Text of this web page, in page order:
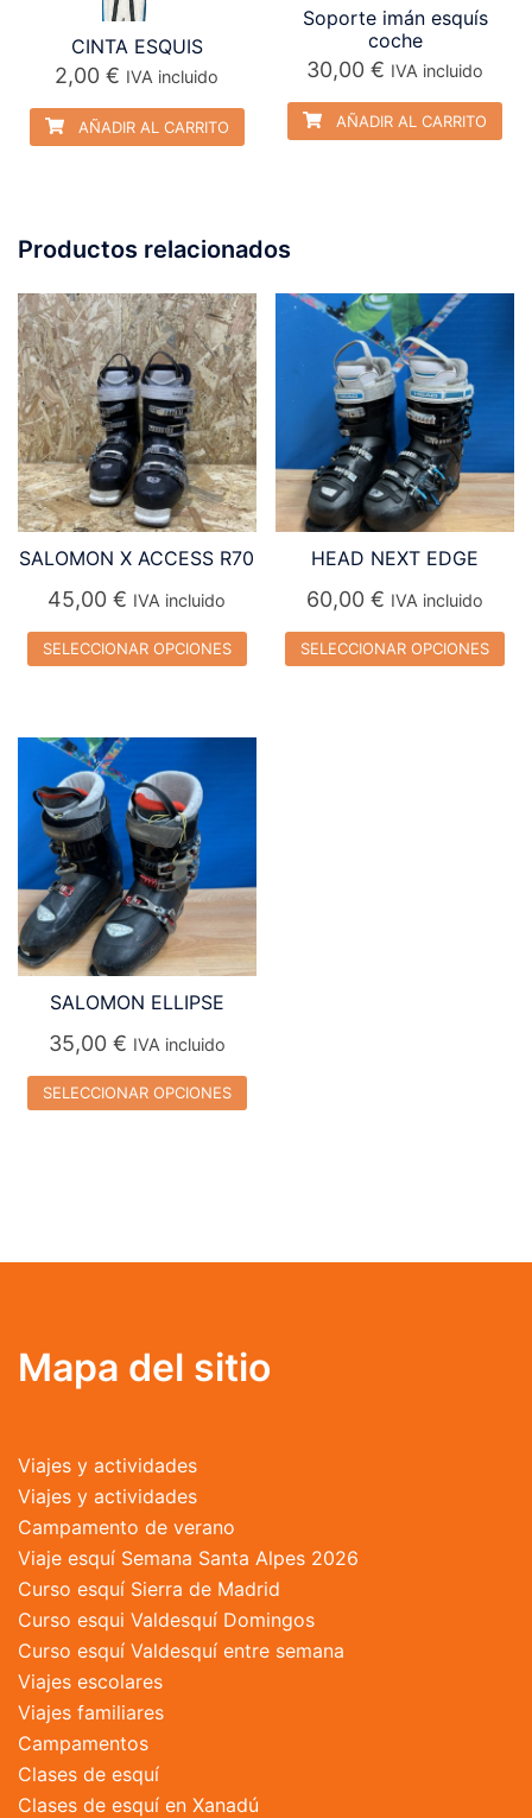
CINTA ESQUIS
2,00€ IVA incluido
AÑADIR AL CARRITO
Soporte imán esquís
coche
30,00€ IVA incluido
AÑADIR AL CARRITO
Productos relacionados
SALOMON X ACCESS R70
45,00€ IVA incluido
SELECCIONAR OPCIONES
múltiples
variantes.
Las
opciones
se
pueden
elegir
en
la
de
HEAD NEXT EDGE
60,00€ IVA incluido
SELECCIONAR OPCIONES
SALOMON ELLIPSE
35,00 € IVA incluido
SELECCIONAR OPCIONES
variantes.
se
pueden
la
página
de
producto
Mapa del sitio
Viajes y actividades
Viajes y actividades
Campamento de verano
Viaje esquí Semana Santa Alpes 2026
Curso esquí Sierra de Madrid
Curso esqui Valdesquí Domingos
Curso esquí Valdesquí entre semana
Viajes escolares
Viajes familiares
Campamentos
Clases de esquí
Clases de esquí en Xanadú